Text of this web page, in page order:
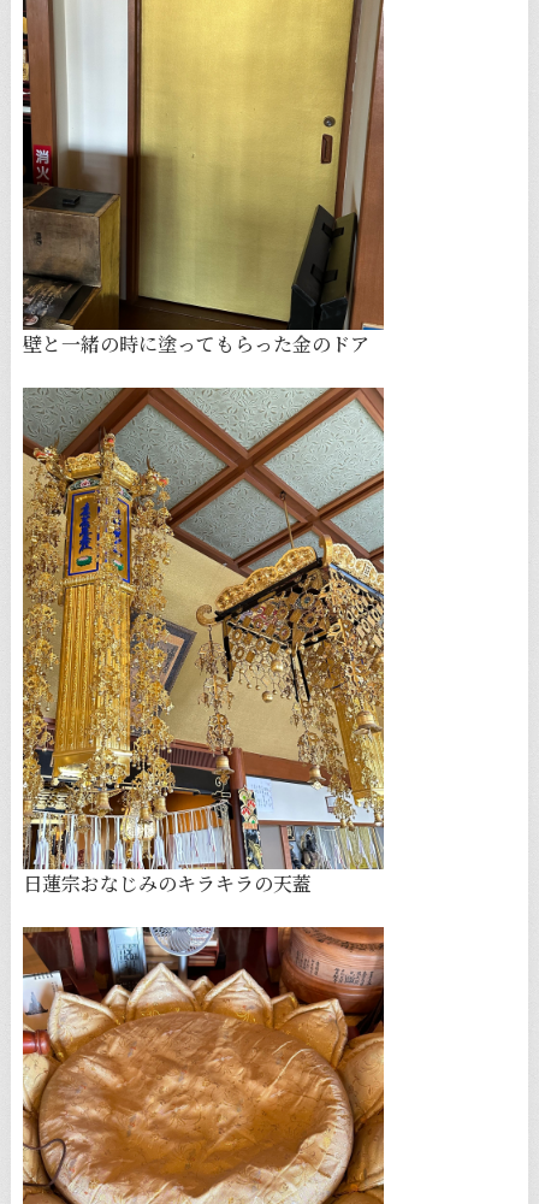
壁と一緒の時に塗ってもらった金のドア
日蓮宗おなじみのキラキラの天蓋